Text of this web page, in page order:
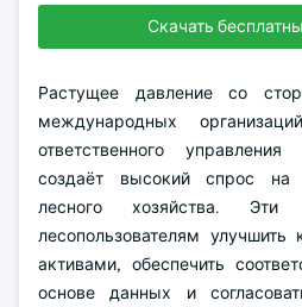
Скачать
Растущее давление со
международных
ответственного
создаёт высокий спрос на
лесного хозяйства. Эти
лесопользователям
активами, обеспечить
основе данных и